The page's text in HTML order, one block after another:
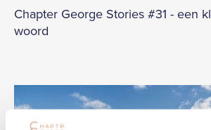
Chapter George Stories #31 - een
woord